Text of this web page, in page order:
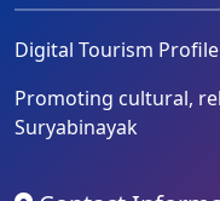
Digital Tourism
Promoting cultural,
Suryabinayak